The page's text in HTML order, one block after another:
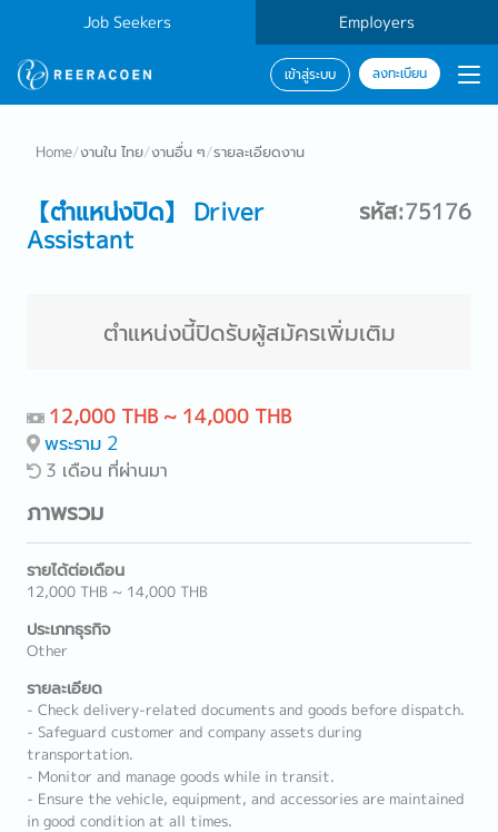
Job Seekers Employers
เข้าสู่ระบบ ลงทะเบียน
Home/งานใน ไทย/งานอื่น ๆ/รายละเอียดงาน
【ตำแหน่งปิด】 Driver
Assistant
รหัส:75176
ตำแหน่งนี้ปิดรับผู้สมัครเพิ่มเติม
12,000 THB ~ 14,000 THB
พระราม 2
3 เดือน ที่ผ่านมา
ภาพรวม
รายได้ต่อเดือน
12,000 THB ~ 14,000 THB
ประเภทธุรกิจ
Other
รายละเอียด
- Check delivery-related documents and goods before dispatch.
- Safeguard customer and company assets during
transportation.
- Monitor and manage goods while in transit.
- Ensure the vehicle, equipment, and accessories are maintained
in good condition at all times.